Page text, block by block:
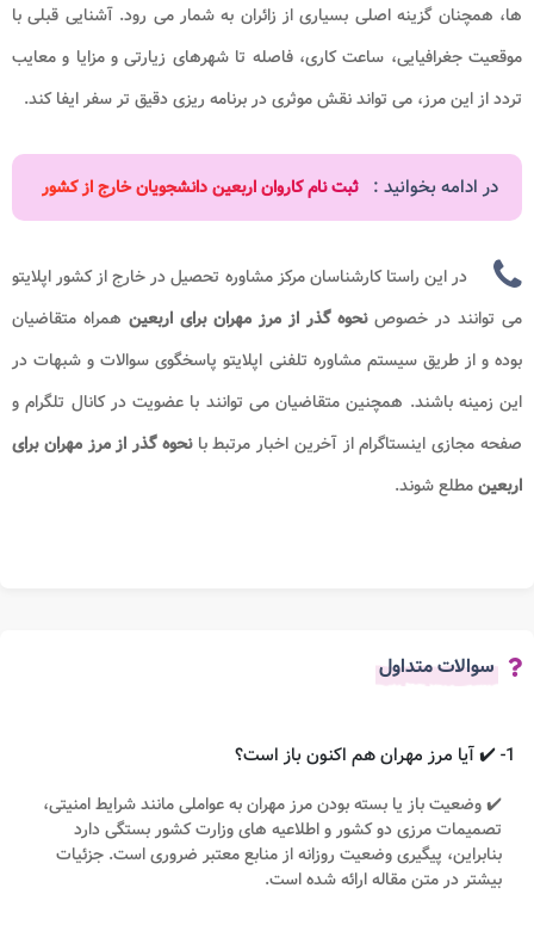
ها، همچنان گزینه اصلی بسیاری از زائران به شمار می رود. آشنایی قبلی با
موقعیت جغرافیایی، ساعت کاری، فاصله تا شهرهای زیارتی و مزایا و معایب
تردد از این مرز، می تواند نقش موثری در برنامه ریزی دقیق تر سفر ایفا کند.
در ادامه بخوانید : ثبت نام کاروان اربعین دانشجویان خارج از کشور
در این راستا کارشناسان مرکز مشاوره تحصیل در خارج از کشور اپلایتو
می توانند در خصوصنحوه گذر از مرز مهران برای اربعین همراه متقاضیان
بوده و از طریق سیستم مشاوره تلفنی اپلایتو پاسخگوی سوالات و شبهات در
این زمینه باشند. همچنین متقاضیان می توانند با عضویت در کانال تلگرام و
صفحه مجازی اینستاگرام از آخرین اخبار مرتبط بانحوه گذر از مرز مهران برای
اربعینمطلع شوند.
سوالات متداول
1- ✔️ آیا مرز مهران هم اکنون باز است؟
✔️ وضعیت باز یا بسته بودن مرز مهران به عواملی مانند شرایط امنیتی،
تصمیمات مرزی دو کشور و اطلاعیه‌ های وزارت کشور بستگی دارد
بنابراین، پیگیری وضعیت روزانه از منابع معتبر ضروری است. جزئیات
بیشتر در متن مقاله ارائه شده است.